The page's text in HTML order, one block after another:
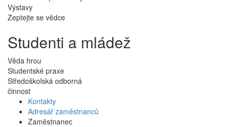
Výstavy
Zeptejte se vědce
Studenti a mládež
Věda hrou
Studentské praxe
Středoškolská odborná
činnost
Kontakty
Adresář zaměstnanců
Zaměstnanec